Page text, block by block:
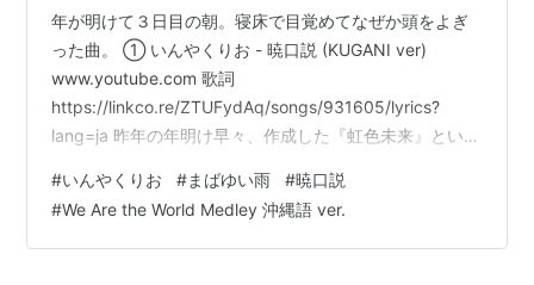
年が明けて３日目の朝。寝床で目覚めてなぜか頭をよぎ
った曲。 ① いんやくりお - 暁口説 (KUGANI ver)
www.youtube.com 歌詞
https://linkco.re/ZTUFydAq/songs/931605/lyrics?
lang=ja 昨年の年明け早々、作成した『虹色未来』という
曲だと思う。 「虹色未来」② 暁口説 - カシコレラ さ
て、今年の年明けの曲。折も折なので↓の②「We Are
the World Medley 沖縄語 ver. 2020 MV いんやく りお」
#いんやくりお #まばゆい雨 #暁口説
#We Are the World Medley 沖縄語 ver.